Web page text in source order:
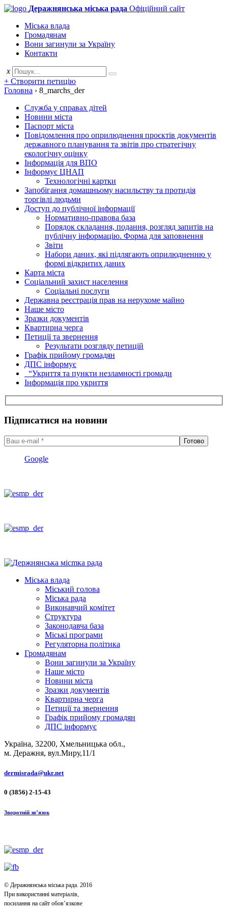
Деражнянська міська рада Офіційний сайт
Міська влада
Громадянам
Вони загинули за Україну
Контакти
x
+ Створити петицію
Головна › 8_marchs_der
Служба у справах дітей
Новини міста
Паспорт міста
Повідомлення про оприлюднення проєктів документів
державного планування та звітів про стратегічну
екологічну оцінку
Інформація для ВПО
Інформує ЦНАП
Технологічні картки
Запобігання домашньому насильству та протидія
торгівлі людьми
Доступ до публічної інформації
Нормативно-правова база
Порядок складання, подання, розгляд запитів на
публічну інформацію. Форма для заповнення
Звіти
Набори даних, які підлягають оприлюдненню у
формі відкритих даних
Карта міста
Соціальний захист населення
Соціальні послуги
Державна реєстрація прав на нерухоме майно
Наше місто
Зразки документів
Квартирна черга
Петиції та звернення
Результати розгляду петицій
Графік прийому громадян
ДПС інформує
“Укриття та пункти незламності громади
Інформація про укриття
Підписатися на новини
Google
Міська влада
Міський голова
Міська рада
Виконавчий комітет
Структура
Законодавча база
Міські програми
Регуляторна політика
Громадянам
Вони загинули за Україну
Наше місто
Новини міста
Зразки документів
Квартирна черга
Петиції та звернення
Графік прийому громадян
ДПС інформує
Україна, 32200, Хмельницька обл.,
м. Деражня, вул.Миру,11/1
dermisrada@ukr.net
0 (3856) 2-15-43
Зворотній зв’язок
© Деражнянська міська рада. 2016
При використанні матеріалів,
посилання на сайт обов’язкове